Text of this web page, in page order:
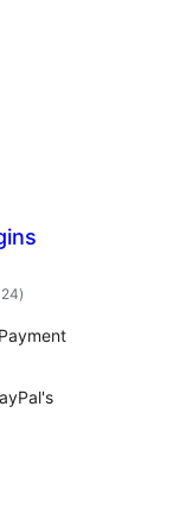
toplam
puan
)